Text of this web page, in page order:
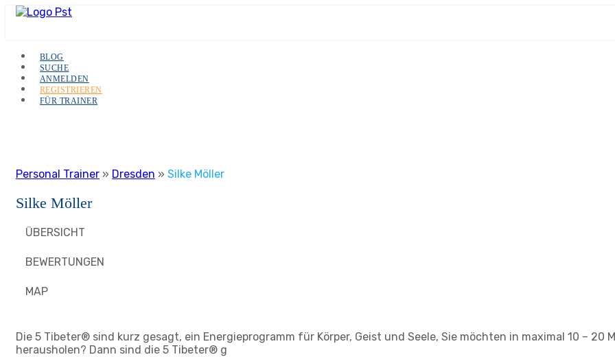
BLOG
SUCHE
ANMELDEN
REGISTRIEREN
FÜR TRAINER
Personal Trainer » Dresden » Silke Möller
Silke Möller
ÜBERSICHT
BEWERTUNGEN
MAP
Die 5 Tibeter® sind kurz gesagt, ein Energieprogramm für Körper, Geist und Seele, Sie möchten in maximal 10 – 20
herausholen? Dann sind die 5 Tibeter® g